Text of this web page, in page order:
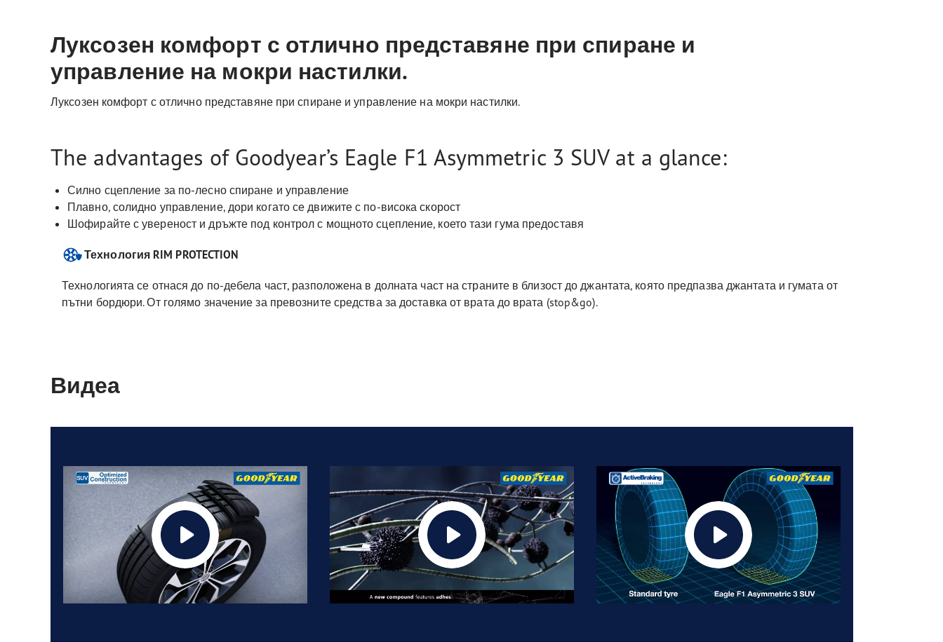
Луксозен комфорт с отлично представяне при спиране и
управление на мокри настилки.
Луксозен комфорт с отлично представяне при спиране и управление на мокри настилки.
The advantages of Goodyear’s Eagle F1 Asymmetric 3 SUV at a glance:
Силно сцепление за по-лесно спиране и управление
Плавно, солидно управление, дори когато се движите с по-висока скорост
Шофирайте с увереност и дръжте под контрол с мощното сцепление, което тази гума предоставя
Технология RIM PROTECTION
Технологията се отнася до по-дебела част, разположена в долната част на страните в близост до джантата, която предпазва джантата и гумата от
пътни бордюри. От голямо значение за превозните средства за доставка от врата до врата (stop&go).
Видеа